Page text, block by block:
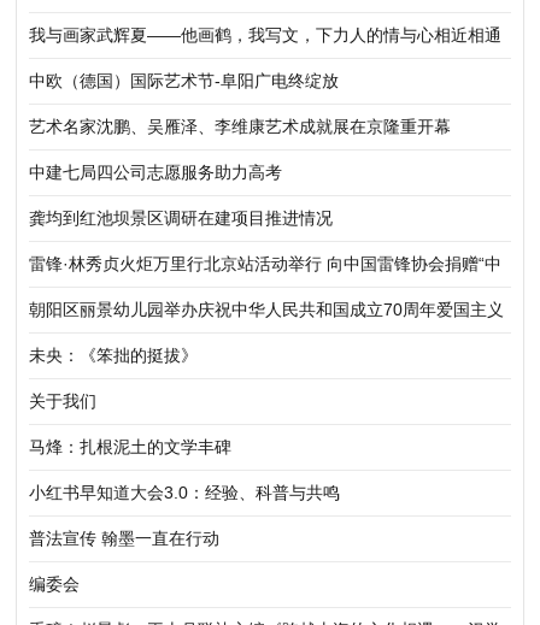
长蓬莱之行
我与画家武辉夏——他画鹤，我写文，下力人的情与心相近相通
中欧（德国）国际艺术节-阜阳广电终绽放
艺术名家沈鹏、吴雁泽、李维康艺术成就展在京隆重开幕
中建七局四公司志愿服务助力高考
龚均到红池坝景区调研在建项目推进情况
雷锋·林秀贞火炬万里行北京站活动举行 向中国雷锋协会捐赠“中
华五福吉神”作品
朝阳区丽景幼儿园举办庆祝中华人民共和国成立70周年爱国主义
宣传教育活动
未央：《笨拙的挺拔》
关于我们
马烽：扎根泥土的文学丰碑
小红书早知道大会3.0：经验、科普与共鸣
普法宣传 翰墨一直在行动
编委会